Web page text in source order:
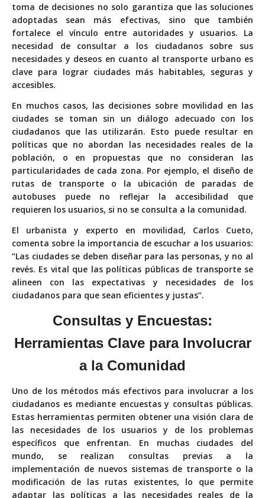
toma de decisiones no solo garantiza que las soluciones
adoptadas sean más efectivas, sino que también
fortalece el vínculo entre autoridades y usuarios. La
necesidad de consultar a los ciudadanos sobre sus
necesidades y deseos en cuanto al transporte urbano es
clave para lograr ciudades más habitables, seguras y
accesibles.
En muchos casos, las decisiones sobre movilidad en las
ciudades se toman sin un diálogo adecuado con los
ciudadanos que las utilizarán. Esto puede resultar en
políticas que no abordan las necesidades reales de la
población, o en propuestas que no consideran las
particularidades de cada zona. Por ejemplo, el diseño de
rutas de transporte o la ubicación de paradas de
autobuses puede no reflejar la accesibilidad que
requieren los usuarios, si no se consulta a la comunidad.
El urbanista y experto en movilidad, Carlos Cueto,
comenta sobre la importancia de escuchar a los usuarios:
“Las ciudades se deben diseñar para las personas, y no al
revés. Es vital que las políticas públicas de transporte se
alineen con las expectativas y necesidades de los
ciudadanos para que sean eficientes y justas”.
Consultas y Encuestas:
Herramientas Clave para Involucrar
a la Comunidad
Uno de los métodos más efectivos para involucrar a los
ciudadanos es mediante encuestas y consultas públicas.
Estas herramientas permiten obtener una visión clara de
las necesidades de los usuarios y de los problemas
específicos que enfrentan. En muchas ciudades del
mundo, se realizan consultas previas a la
implementación de nuevos sistemas de transporte o la
modificación de las rutas existentes, lo que permite
adaptar las políticas a las necesidades reales de la